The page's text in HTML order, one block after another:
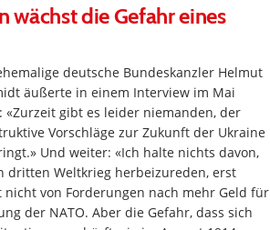
wächst die Gefahr eines
deutsche Bundeskanzler Helmut
äußerte in einem Interview im Mai
«Zurzeit gibt es leider niemanden, der
Vorschläge zur Zukunft der Ukraine
Und weiter: «Ich halte nichts davon,
dritten Weltkrieg herbeizureden, erst
nicht von Forderungen nach mehr Geld für
der NATO. Aber die Gefahr, dass sich